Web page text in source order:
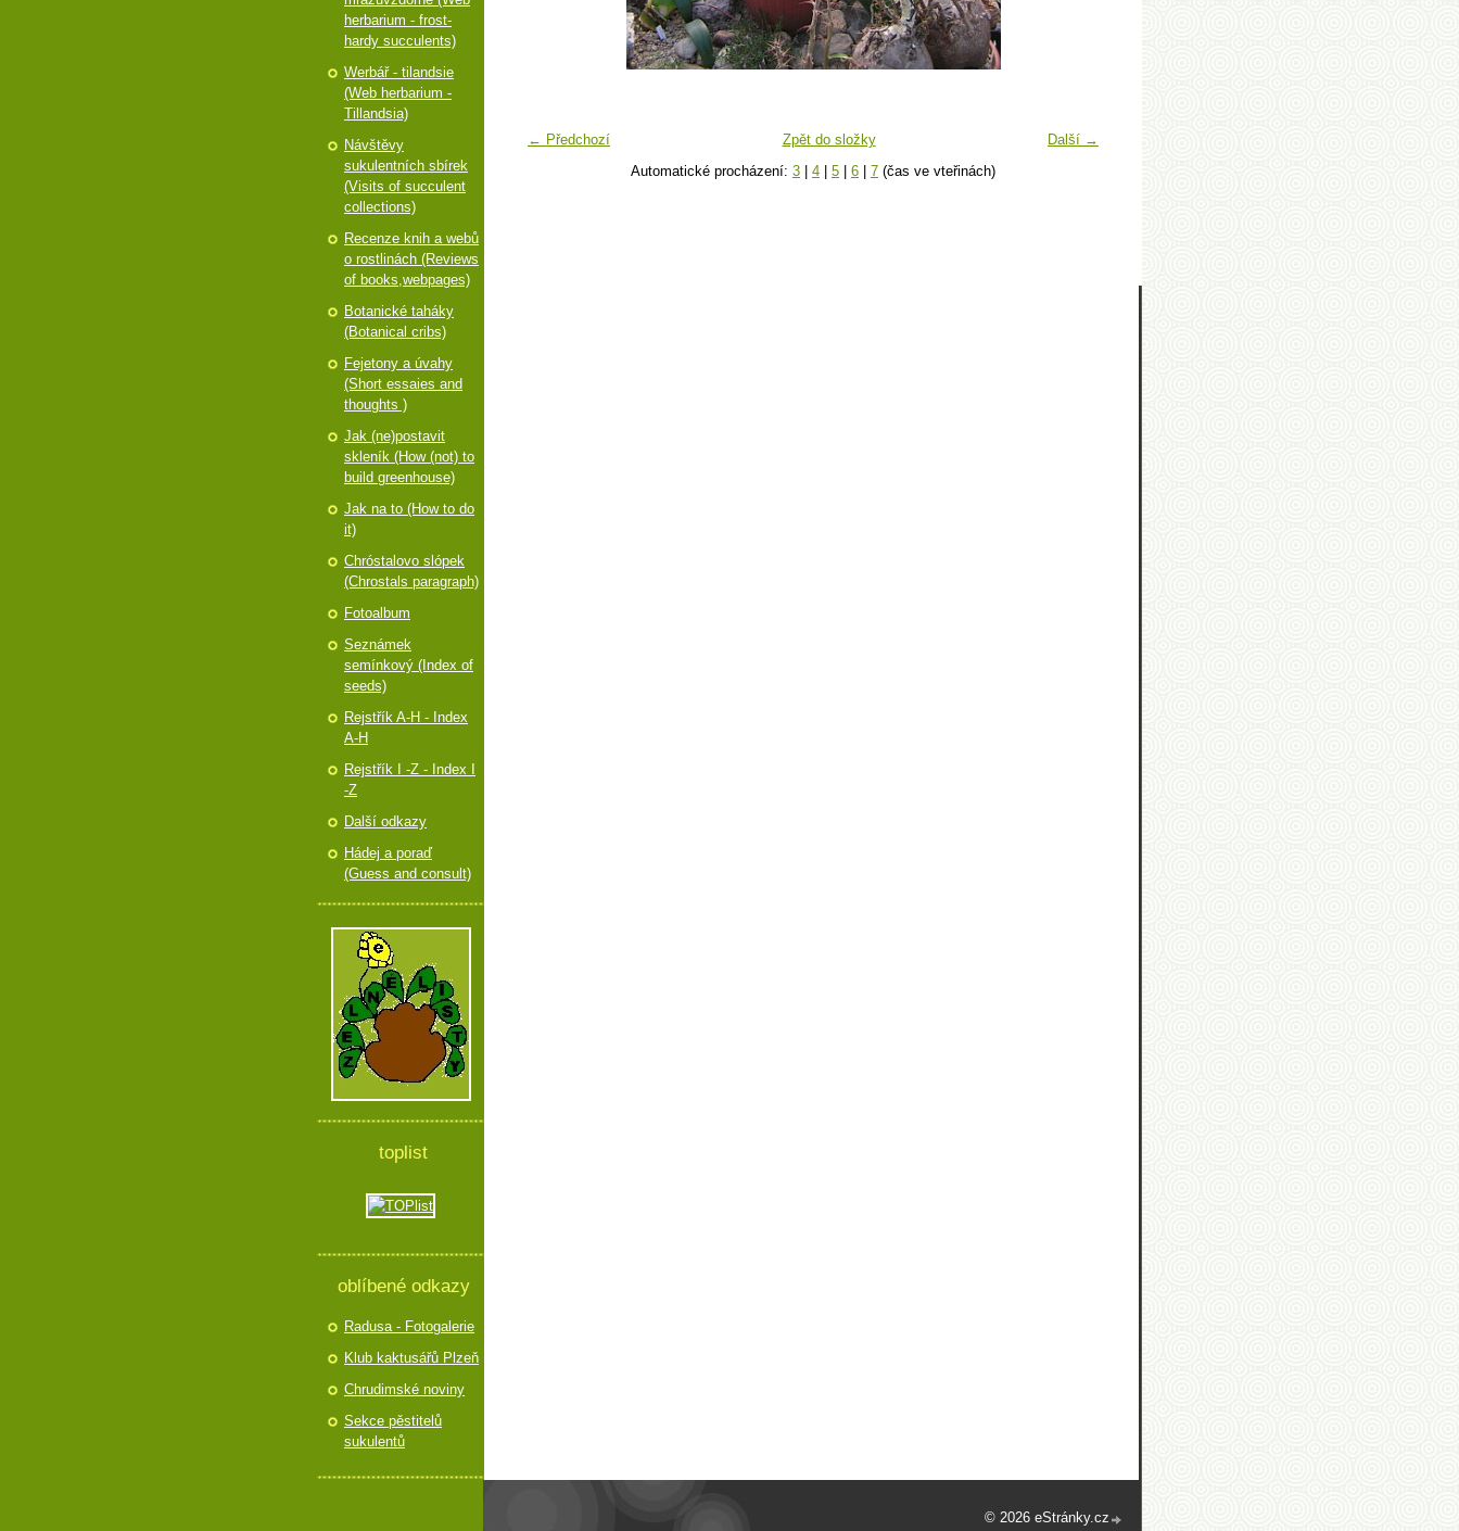
← Předchozí Další →
Zpět do složky
Automatické procházení: 3 4 5 6 7 (čas ve vteřinách)
herbarium - frost-
hardy succulents)
Werbář - tilandsie
(Web herbarium -
Tillandsia)
Návštěvy
sukulentních sbírek
(Visits of succulent
collections)
Recenze knih a webů
o rostlinách (Reviews
of books,webpages)
Botanické taháky
(Botanical cribs)
Fejetony a úvahy
(Short essaies and
thoughts )
Jak (ne)postavit
skleník (How (not) to
build greenhouse)
Jak na to (How to do
it)
Chróstalovo slópek
(Chrostals paragraph)
Fotoalbum
Seznámek
semínkový (Index of
seeds)
Rejstřík A-H - Index
A-H
Rejstřík I -Z - Index I
-Z
Další odkazy
Hádej a poraď
(Guess and consult)
toplist
oblíbené odkazy
Radusa - Fotogalerie
Klub kaktusářů Plzeň
Chrudimské noviny
Sekce pěstitelů
sukulentů
© 2026 eStránky.cz